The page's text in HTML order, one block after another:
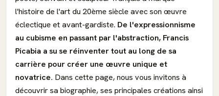
l'histoire de l'art du 20ème siècle avec son œuvre
éclectique et avant-gardiste. De l'expressionnisme
au cubisme en passant par l'abstraction, Francis
Picabia a su se réinventer tout au long de sa
carrière pour créer une œuvre unique et
novatrice. Dans cette page, nous vous invitons à
découvrir sa biographie, ses principales créations ainsi